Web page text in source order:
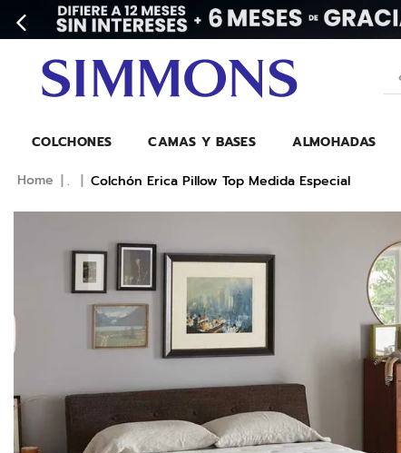
COLCHONES CAMAS Y BASES ALMOHADAS
. Colchón Erica Pillow Top Medida Especial